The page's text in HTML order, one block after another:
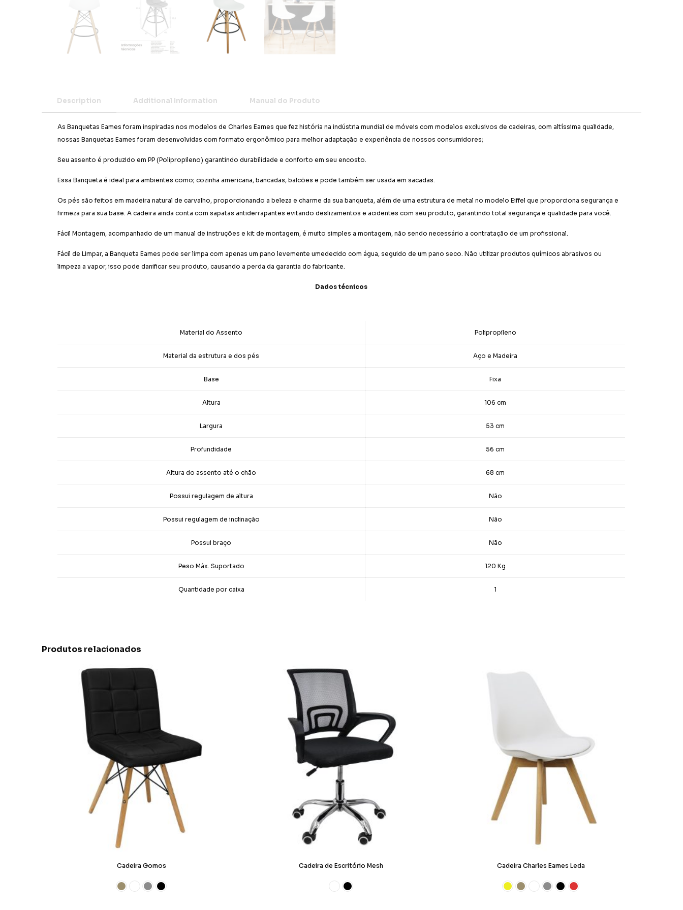
Description Additional Information Manual do Produto
As Banquetas Eames foram inspiradas nos modelos de Charles Eames que fez história na indústria mundial de móveis com modelos exclusivos de cadeiras, com altíssima qualidade,
nossas Banquetas Eames foram desenvolvidas com formato ergonômico para melhor adaptação e experiência de nossos consumidores;
Seu assento é produzido em PP (Polipropileno) garantindo durabilidade e conforto em seu encosto.
Essa Banqueta é ideal para ambientes como; cozinha americana, bancadas, balcões e pode também ser usada em sacadas.
Os pés são feitos em madeira natural de carvalho, proporcionando a beleza e charme da sua banqueta, além de uma estrutura de metal no modelo Eiffel que proporciona segurança e
firmeza para sua base. A cadeira ainda conta com sapatas antiderrapantes evitando deslizamentos e acidentes com seu produto, garantindo total segurança e qualidade para você.
Fácil Montagem, acompanhado de um manual de instruções e kit de montagem, é muito simples a montagem, não sendo necessário a contratação de um profissional.
Fácil de Limpar, a Banqueta Eames pode ser limpa com apenas um pano levemente umedecido com água, seguido de um pano seco. Não utilizar produtos químicos abrasivos ou
limpeza a vapor, isso pode danificar seu produto, causando a perda da garantia do fabricante.
Dados técnicos
Material do Assento Polipropileno
Material da estrutura e dos pés Aço e Madeira
Base Fixa
Altura 106 cm
Largura 53 cm
Profundidade 56 cm
Altura do assento até o chão 68 cm
Possui regulagem de altura Não
Possui regulagem de inclinação Não
Possui braço Não
Peso Máx. Suportado 120 Kg
Quantidade por caixa 1
Produtos relacionados
Cadeira Gomos Cadeira de Escritório Mesh Cadeira Charles Eames Leda